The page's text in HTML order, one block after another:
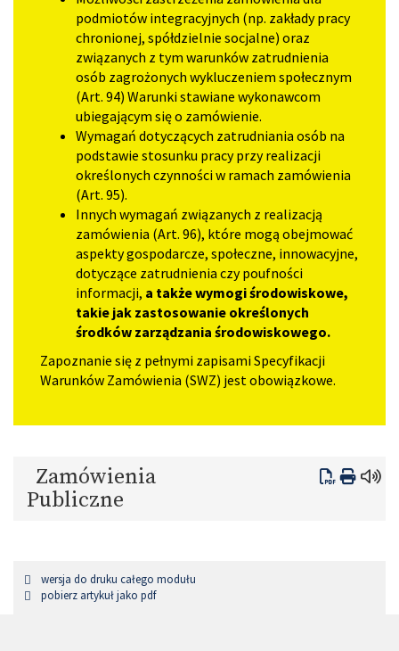
podmiotów integracyjnych (np. zakłady pracy
chronionej, spółdzielnie socjalne) oraz
związanych z tym warunków zatrudnienia
osób zagrożonych wykluczeniem społecznym
(Art. 94) Warunki stawiane wykonawcom
ubiegającym się o zamówienie.
Wymagań dotyczących zatrudniania osób na
podstawie stosunku pracy przy realizacji
określonych czynności w ramach zamówienia
(Art. 95).
Innych wymagań związanych z realizacją
zamówienia (Art. 96), które mogą obejmować
aspekty gospodarcze, społeczne, innowacyjne,
dotyczące zatrudnienia czy poufności
informacji, a także wymogi środowiskowe,
takie jak zastosowanie określonych
środków zarządzania środowiskowego.
Zapoznanie się z pełnymi zapisami Specyfikacji
Warunków Zamówienia (SWZ) jest obowiązkowe.
Zamówienia
Publiczne
wersja do druku całego modułu
pobierz artykuł jako pdf